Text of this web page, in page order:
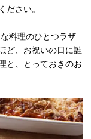
ださい。
料理のひとつラザ
ど、お祝いの日に誰
と、とっておきのお